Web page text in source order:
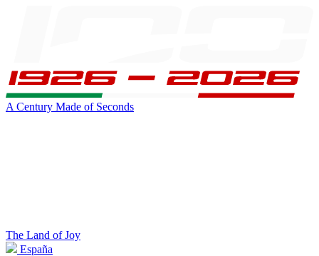
A Century Made of Seconds
The Land of Joy
España